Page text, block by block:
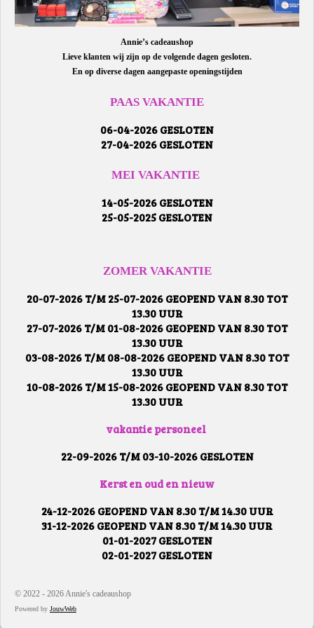
Annie’s cadeaushop
Lieve klanten wij zijn op de volgende dagen gesloten.
En op diverse dagen aangepaste openingstijden
PAAS VAKANTIE
06-04-2026 GESLOTEN
27-04-2026 GESLOTEN
MEI VAKANTIE
14-05-2026 GESLOTEN
25-05-2025 GESLOTEN
ZOMER VAKANTIE
20-07-2026 T/M 25-07-2026 GEOPEND VAN 8.30 TOT
13.30 UUR
27-07-2026 T/M 01-08-2026 GEOPEND VAN 8.30 TOT
13.30 UUR
03-08-2026 T/M 08-08-2026 GEOPEND VAN 8.30 TOT
13.30 UUR
10-08-2026 T/M 15-08-2026 GEOPEND VAN 8.30 TOT
13.30 UUR
vakantie personeel
22-09-2026 T/M 03-10-2026 GESLOTEN
Kerst en oud en nieuw
24-12-2026 GEOPEND VAN 8.30 T/M 14.30 UUR
31-12-2026 GEOPEND VAN 8.30 T/M 14.30 UUR
01-01-2027 GESLOTEN
02-01-2027 GESLOTEN
© 2022 - 2026 Annie's cadeaushop
Powered by JouwWeb